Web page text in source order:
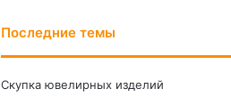
Последние темы
Скупка ювелирных изделий